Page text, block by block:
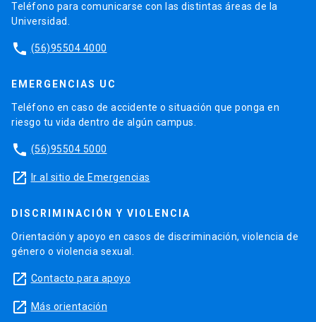
Teléfono para comunicarse con las distintas áreas de la
Universidad.
phone (56)95504 4000
EMERGENCIAS UC
Teléfono en caso de accidente o situación que ponga en
riesgo tu vida dentro de algún campus.
phone (56)95504 5000
launch Ir al sitio de Emergencias
DISCRIMINACIÓN Y VIOLENCIA
Orientación y apoyo en casos de discriminación, violencia de
género o violencia sexual.
launch Contacto para apoyo
launch Más orientación